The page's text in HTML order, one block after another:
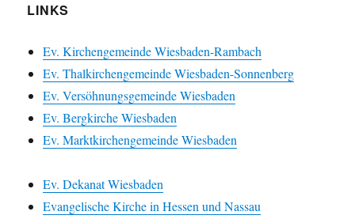
LINKS
Ev. Kirchengemeinde Wiesbaden-Rambach
Ev. Thalkirchengemeinde Wiesbaden-Sonnenberg
Ev. Versöhnungsgemeinde Wiesbaden
Ev. Bergkirche Wiesbaden
Ev. Marktkirchengemeinde Wiesbaden
Ev. Dekanat Wiesbaden
Evangelische Kirche in Hessen und Nassau